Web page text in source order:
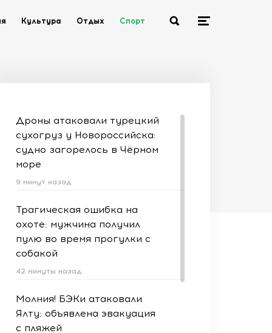
Культура Отдых Спорт
Дроны атаковали турецкий
сухогруз у Новороссийска:
судно загорелось в Чёрном
море
9 минут назад
Трагическая ошибка на
охоте: мужчина получил
пулю во время прогулки с
собакой
42 минуты назад
Молния! БЭКи атаковали
Ялту: объявлена эвакуация
с пляжей